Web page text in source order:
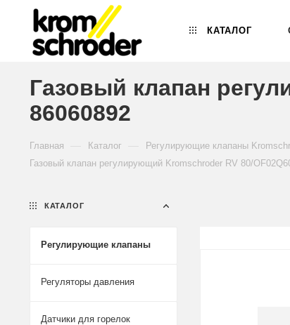
КАТАЛОГ
Газовый клапан
86060892
Главная Каталог Регулирующие клапаны
Газовый клапан регулирующий Kromschroder RV 80/
КАТАЛОГ
Регулирующие клапаны
Регуляторы давления
Датчики для горелок